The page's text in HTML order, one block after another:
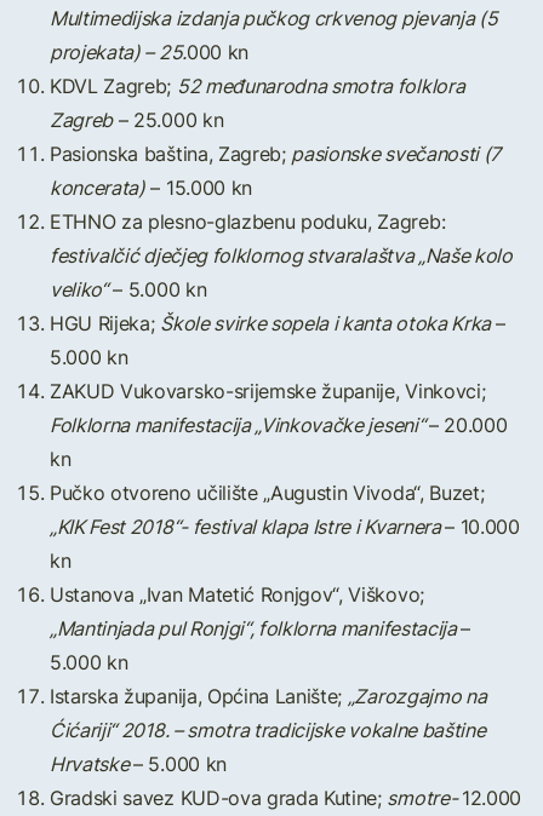
Multimedijska izdanja pučkog crkvenog pjevanja (5
projekata) – 25.000 kn
KDVL Zagreb; 52 međunarodna smotra folklora
Zagreb– 25.000 kn
Pasionska baština, Zagreb; pasionske svečanosti (7
koncerata)– 15.000 kn
ETHNO za plesno-glazbenu poduku, Zagreb:
festivalčić dječjeg folklornog stvaralaštva „Naše kolo
veliko“– 5.000 kn
HGU Rijeka; Škole svirke sopela i kanta otoka Krka–
5.000 kn
ZAKUD Vukovarsko-srijemske županije, Vinkovci;
Folklorna manifestacija „Vinkovačke jeseni“– 20.000
kn
Pučko otvoreno učilište „Augustin Vivoda“, Buzet;
„KIK Fest 2018“- festival klapa Istre i Kvarnera– 10.000
kn
Ustanova „Ivan Matetić Ronjgov“, Viškovo;
„Mantinjada pul Ronjgi“, folklorna manifestacija–
5.000 kn
Istarska županija, Općina Lanište; „Zarozgajmo na
Ćićariji“ 2018. – smotra tradicijske vokalne baštine
Hrvatske– 5.000 kn
Gradski savez KUD-ova grada Kutine; smotre-12.000